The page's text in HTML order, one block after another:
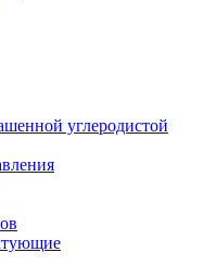
углеродистой